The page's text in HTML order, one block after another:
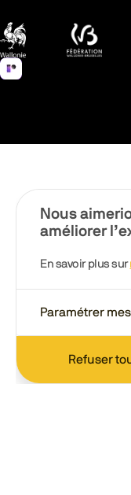
Wallonie
Nous
améliorer
En savoir plus sur
Paramétrer
Refuser